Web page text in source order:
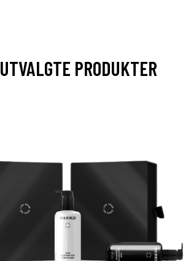
UTVALGTE PRODUKTER